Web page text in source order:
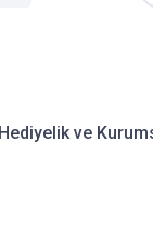
Hediyelik ve